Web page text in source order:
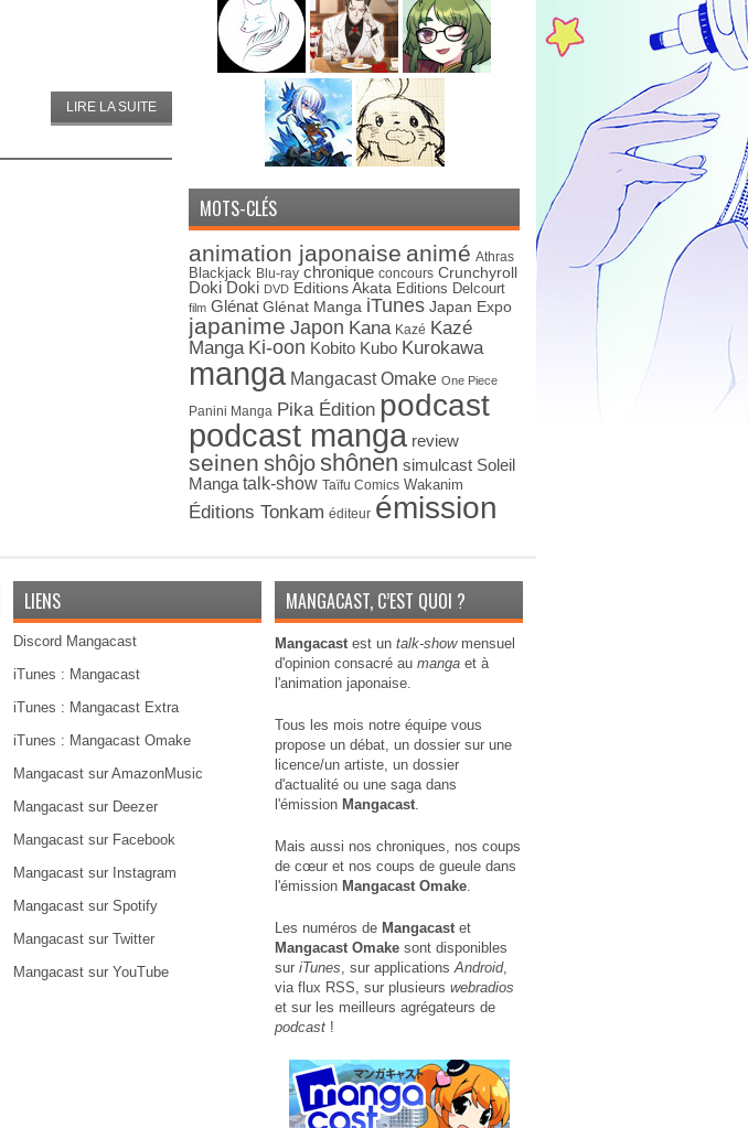
LIRE LA SUITE
MOTS-CLÉS
animation japonaise animé Athras
Blackjack Blu-ray chronique concours Crunchyroll
Doki Doki DVD Editions Akata Editions Delcourt
film Glénat Glénat Manga iTunes Japan Expo
japanime Japon Kana Kazé Kazé
Manga Ki-oon Kobito Kubo Kurokawa
manga Mangacast Omake One Piece
Panini Manga Pika Édition podcast
podcast manga review
seinen shôjoshônen simulcast Soleil
Manga talk-show Taïfu Comics Wakanim
Éditions Tonkam éditeur émission
LIENS
Discord Mangacast
iTunes : Mangacast
iTunes : Mangacast Extra
iTunes : Mangacast Omake
Mangacast sur AmazonMusic
Mangacast sur Deezer
Mangacast sur Facebook
Mangacast sur Instagram
Mangacast sur Spotify
Mangacast sur Twitter
Mangacast sur YouTube
MANGACAST, C’EST QUOI ?
Mangacastest un talk-showmensuel
d'opinion consacré au manga et à
l'animation japonaise.
Tous les mois notre équipe vous
propose un débat, un dossier sur une
licence/un artiste, un dossier
d'actualité ou une saga dans
l'émission Mangacast.
Mais aussi nos chroniques, nos coups
de cœur et nos coups de gueule dans
l'émission Mangacast Omake.
Les numéros de Mangacastet
Mangacast Omake sont disponibles
sur iTunes, sur applicationsAndroid,
via flux RSS, sur plusieurs webradios
et sur les meilleurs agrégateurs de
podcast !